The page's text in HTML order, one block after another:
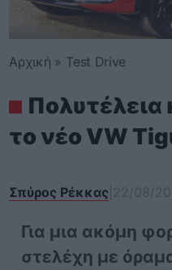
Αρχική » Test Drive
Πολυτέλεια
το νέο VW
Σπύρος Ρέκκας
Για μια ακόμη
στελέχη με